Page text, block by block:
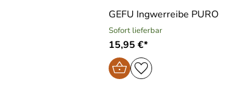
GEFU Ingwerreibe PURO
Sofort lieferbar
15,95 €*